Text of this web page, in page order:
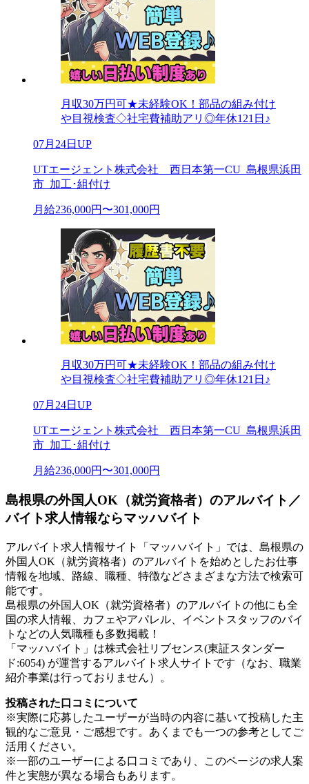
月収30万円可★未経験OK！部品の組み付け
や目視検査◇社宅費補助アリ◎年休121日♪
07月24日UP
UTエージェント株式会社 西日本第一CU_島根県浜田
市_加工･組付け
月給236,000円〜301,000円
月収30万円可★未経験OK！部品の組み付け
や目視検査◇社宅費補助アリ◎年休121日♪
07月24日UP
UTエージェント株式会社 西日本第一CU_島根県浜田
市_加工･組付け
月給236,000円〜301,000円
島根県の外国人OK（就労資格者）のアルバイト／
バイト求人情報ならマッハバイト
アルバイト求人情報サイト「マッハバイト」では、島根県の
外国人OK（就労資格者）のアルバイトを始めとしたお仕事
情報を地域、路線、職種、特徴などさまざまな方法で検索可
能です。
島根県の外国人OK（就労資格者）のアルバイトの他にも全
国の求人情報、カフェやアパレル、イベントスタッフのバイ
トなどの人気職種も多数掲載！
「マッハバイト」は株式会社リブセンス(東証スタンダー
ド:6054) が運営するアルバイト求人サイトです（なお、職業
紹介事業は行っておりません）。
投稿された口コミについて
※実際に応募したユーザーが当時の内容に基いて投稿した主
観的なご意見・ご感想です。あくまでも一つの参考としてご
活用ください。
※一部のユーザーによる口コミであり、このページの求人案
件と実態が異なる場合もあります。